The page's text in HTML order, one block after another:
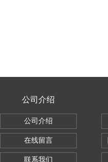
公司介绍
公司介绍
在线留言
联系我们